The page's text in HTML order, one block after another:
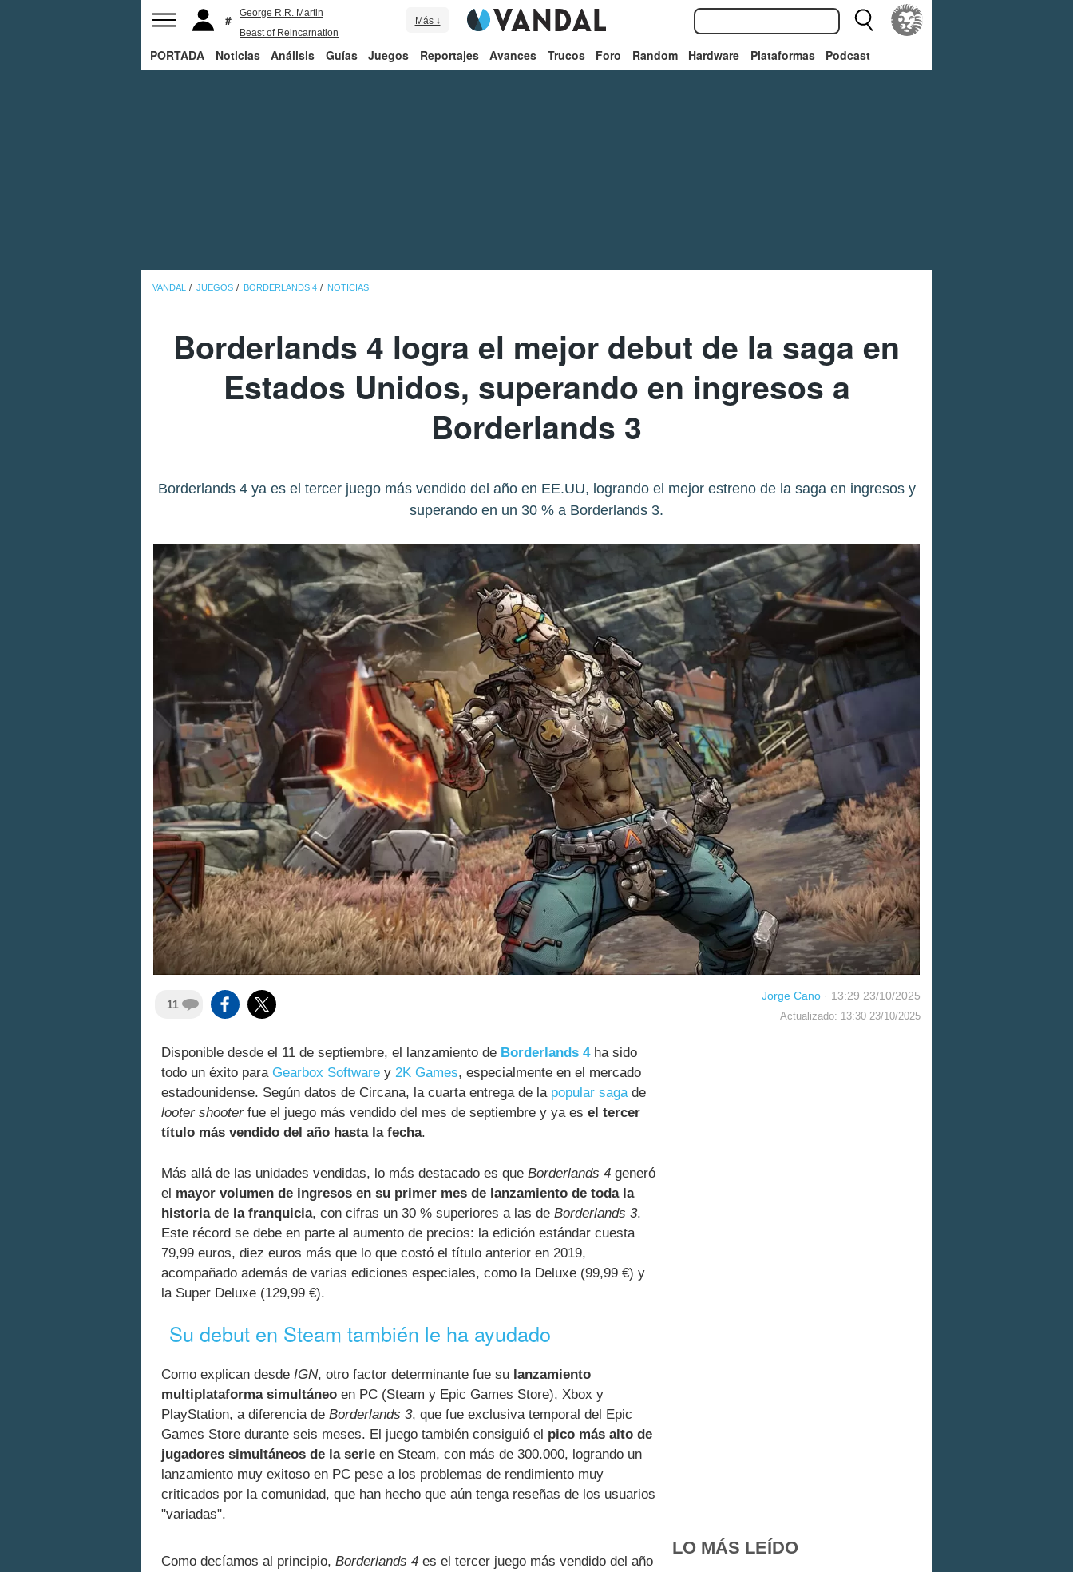
George R.R. Martin
Beast of Reincarnation
The Last of Us
Bill Gates
Más ↓
PORTADA Noticias Análisis Guías Juegos Reportajes Avances Trucos Foro Random Hardware Plataformas Podcast
VANDAL JUEGOS BORDERLANDS 4 NOTICIAS
Borderlands 4 logra el mejor debut de la saga en
Estados Unidos, superando en ingresos a
Borderlands 3
Borderlands 4 ya es el tercer juego más vendido del año en EE.UU, logrando el mejor estreno de la saga en ingresos y
superando en un 30 % a Borderlands 3.
11
Jorge Cano · 13:29 23/10/2025
Actualizado: 13:30 23/10/2025
Disponible desde el 11 de septiembre, el lanzamiento de Borderlands 4ha sido
todo un éxito para Gearbox Software y 2K Games, especialmente en el mercado
estadounidense. Según datos de Circana, la cuarta entrega de la popular sagade
looter shooterfue el juego más vendido del mes de septiembre y ya es el tercer
título más vendido del año hasta la fecha.
Más allá de las unidades vendidas, lo más destacado es que Borderlands 4 generó
el mayor volumen de ingresos en su primer mes de lanzamiento de toda la
historia de la franquicia, con cifras un 30 % superiores a las de Borderlands 3.
Este récord se debe en parte al aumento de precios: la edición estándar cuesta
79,99 euros, diez euros más que lo que costó el título anterior en 2019,
acompañado además de varias ediciones especiales, como la Deluxe (99,99 €) y
la Super Deluxe (129,99 €).
Su debut en Steam también le ha ayudado
Como explican desde IGN, otro factor determinante fue su lanzamiento
multiplataforma simultáneo en PC (Steam y Epic Games Store), Xbox y
PlayStation, a diferencia de Borderlands 3, que fue exclusiva temporal del Epic
Games Store durante seis meses. El juego también consiguió el pico más alto de
jugadores simultáneos de la serie en Steam, con más de 300.000, logrando un
lanzamiento muy exitoso en PC pese a los problemas de rendimiento muy
criticados por la comunidad, que han hecho que aún tenga reseñas de los usuarios
"variadas".
Como decíamos al principio, Borderlands 4 es el tercer juego más vendido del año
LO MÁS LEÍDO